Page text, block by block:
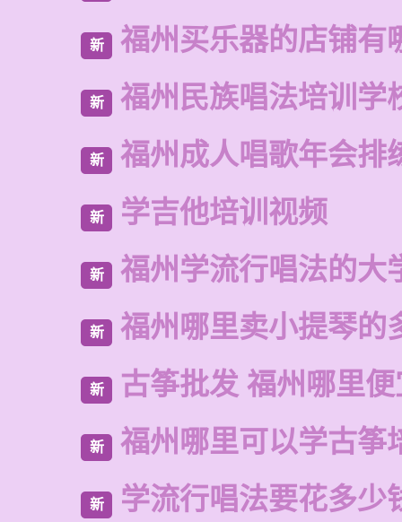
新 福州买乐器的店铺有
新 福州民族唱法培训学
新 福州成人唱歌年会排
新 学吉他培训视频
新 福州学流行唱法的大
新 福州哪里卖小提琴的
新 古筝批发 福州哪里
新 福州哪里可以学古筝
新 学流行唱法要花多少